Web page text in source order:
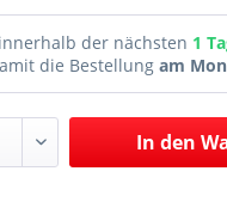
der nächsten 1
die Bestellungam
In den